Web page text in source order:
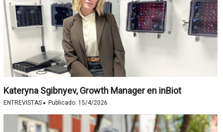
Kateryna Sgibnyev, Growth Manager en inBiot
ENTREVISTAS · Publicado: 15/4/2026